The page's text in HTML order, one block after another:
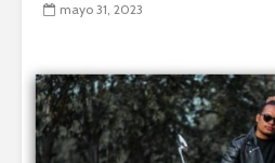
mayo 31, 2023